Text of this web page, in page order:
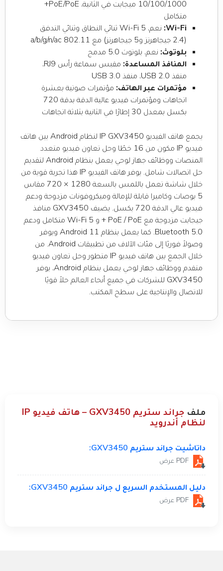
10/100/1000 ميجابت في الثانية، PoE/PoE+
متكامل
Wi-Fi:
نعم، Wi-Fi 5 ثنائي النطاق وثنائي التدفق
(2.4 جيجاهرتز و5 جيجاهرتز) مع 802.11 a/b/g/n/ac
بلوتوث: نعم، بلوتوث 5.0 مدمج
المنافذ المساعدة:
مقبس سماعة رأس RJ9،
منفذ USB 2.0، منفذ USB 3.0
مؤتمرات عبر الهاتف: مؤتمرات صوتية بعشرة
اتجاهات ومؤتمرات فيديو عالية الدقة بدقة 720
بكسل بمعدل 30 إطارًا في الثانية بثلاثة اتجاهات
يجمع هاتف الفيديو IP GXV3450 لنظام Android بين هاتف
فيديو IP مكون من 16 خطًا وحل تعاون فيديو متعدد
المنصات ووظائف جهاز لوحي يعمل بنظام Android لتقديم
حل اتصالات شامل. يوفر هاتف الفيديو IP هذا تجربة قوية من
خلال شاشة تعمل باللمس بالسعة 1280 × 720 مقاس
5 بوصات وكاميرا قابلة للإمالة وميكروفونات مزدوجة ودعم
فيديو عالي الدقة 720 بكسل. يضيف GXV3450 منافذ
جيجابت مزدوجة مع PoE / PoE + و Wi-Fi 5 متكامل ودعم
Bluetooth 5.0. كما يعمل بنظام Android 11 ويوفر
وصولاً فوريًا إلى مئات الآلاف من تطبيقات Android. من
خلال الجمع بين هاتف فيديو IP متطور وحل تعاون فيديو
متقدم ووظائف جهاز لوحي يعمل بنظام Android، يوفر
GXV3450 للشركات في جميع أنحاء العالم حلاً قويًا
للاتصال والإنتاجية على سطح المكتب.
ملف
جراند ستريم GXV3450 – هاتف فيديو IP
لنظام أندرويد
داتاشيت جراند ستريم GXV3450:
دليل المستخدم السريع ل جراند ستريم GXV3450: